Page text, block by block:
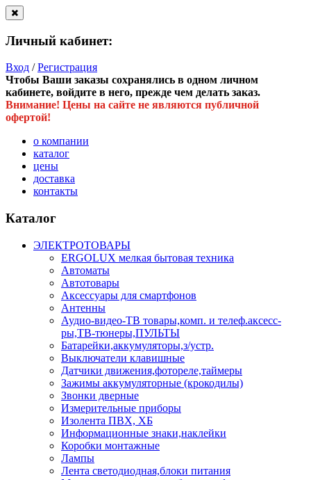
Личный кабинет:
Вход /Регистрация
Чтобы Ваши заказы сохранялись в одном личном
кабинете, войдите в него, прежде чем делать заказ.
Внимание! Цены на сайте не являются публичной
офертой!
о компании
каталог
цены
доставка
контакты
Каталог
ЭЛЕКТРОТОВАРЫ
ERGOLUX мелкая бытовая техника
Автоматы
Автотовары
Аксессуары для смартфонов
Антенны
Аудио-видео-ТВ товары,комп. и телеф.аксесс-
ры,ТВ-тюнеры,ПУЛЬТЫ
Батарейки,аккумуляторы,з/устр.
Выключатели клавишные
Датчики движения,фотореле,таймеры
Зажимы аккумуляторные (крокодилы)
Звонки дверные
Измерительные приборы
Изолента ПВХ, ХБ
Информационные знаки,наклейки
Коробки монтажные
Лампы
Лента светодиодная,блоки питания